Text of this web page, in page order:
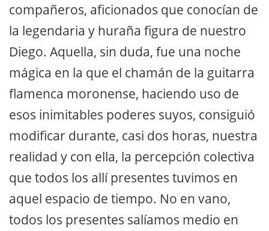
compañeros, aficionados que conocían de
la legendaria y huraña figura de nuestro
Diego. Aquella, sin duda, fue una noche
mágica en la que el chamán de la guitarra
flamenca moronense, haciendo uso de
esos inimitables poderes suyos, consiguió
modificar durante, casi dos horas, nuestra
realidad y con ella, la percepción colectiva
que todos los allí presentes tuvimos en
aquel espacio de tiempo. No en vano,
todos los presentes salíamos medio en